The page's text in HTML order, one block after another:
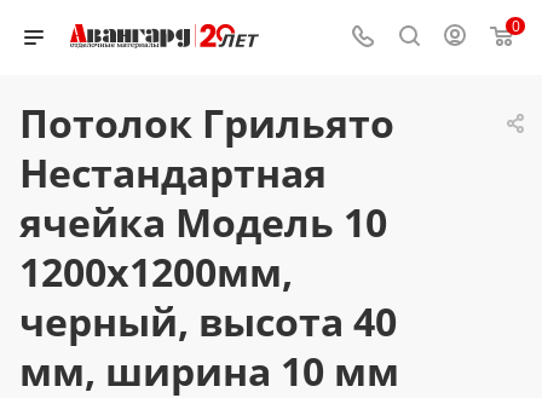
0
Потолок Грильято
Нестандартная
ячейка Модель 10
1200x1200мм,
черный, высота 40
мм, ширина 10 мм